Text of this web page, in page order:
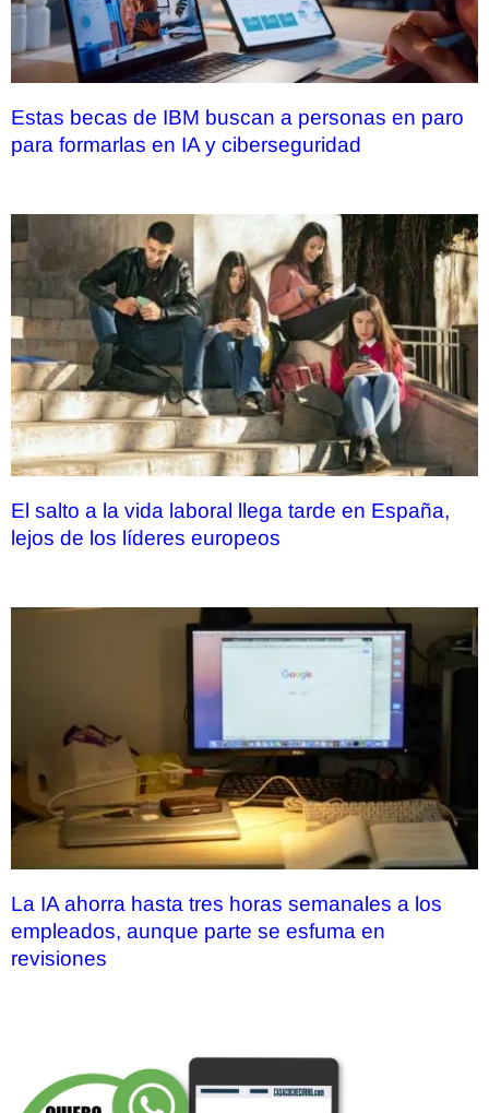
Estas becas de IBM buscan a personas en paro
para formarlas en IA y ciberseguridad
El salto a la vida laboral llega tarde en España,
lejos de los líderes europeos
La IA ahorra hasta tres horas semanales a los
empleados, aunque parte se esfuma en
revisiones